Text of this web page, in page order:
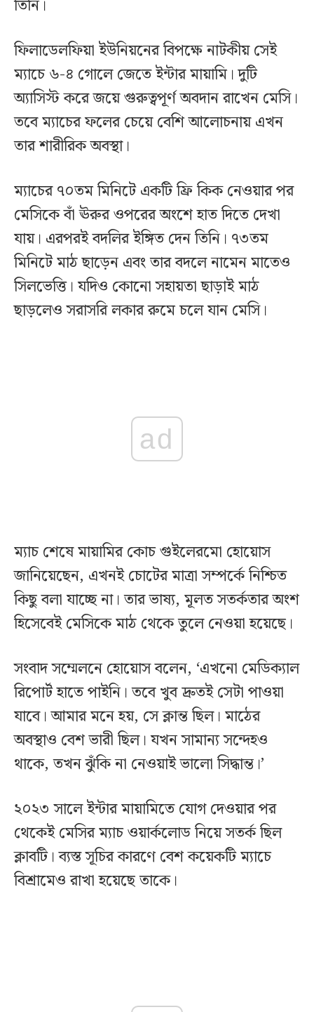
তিনি।
ফিলাডেলফিয়া ইউনিয়নের বিপক্ষে নাটকীয় সেই
ম্যাচে ৬-৪ গোলে জেতে ইন্টার মায়ামি। দুটি
অ্যাসিস্ট করে জয়ে গুরুত্বপূর্ণ অবদান রাখেন মেসি।
তবে ম্যাচের ফলের চেয়ে বেশি আলোচনায় এখন
তার শারীরিক অবস্থা।
ম্যাচের ৭০তম মিনিটে একটি ফ্রি কিক নেওয়ার পর
মেসিকে বাঁ ঊরুর ওপরের অংশে হাত দিতে দেখা
যায়। এরপরই বদলির ইঙ্গিত দেন তিনি। ৭৩তম
মিনিটে মাঠ ছাড়েন এবং তার বদলে নামেন মাতেও
সিলভেত্তি। যদিও কোনো সহায়তা ছাড়াই মাঠ
ছাড়লেও সরাসরি লকার রুমে চলে যান মেসি।
ad
ম্যাচ শেষে মায়ামির কোচ গুইলেরমো হোয়োস
জানিয়েছেন, এখনই চোটের মাত্রা সম্পর্কে নিশ্চিত
কিছু বলা যাচ্ছে না। তার ভাষ্য, মূলত সতর্কতার অংশ
হিসেবেই মেসিকে মাঠ থেকে তুলে নেওয়া হয়েছে।
সংবাদ সম্মেলনে হোয়োস বলেন, ‘এখনো মেডিক্যাল
রিপোর্ট হাতে পাইনি। তবে খুব দ্রুতই সেটা পাওয়া
যাবে। আমার মনে হয়, সে ক্লান্ত ছিল। মাঠের
অবস্থাও বেশ ভারী ছিল। যখন সামান্য সন্দেহও
থাকে, তখন ঝুঁকি না নেওয়াই ভালো সিদ্ধান্ত।’
২০২৩ সালে ইন্টার মায়ামিতে যোগ দেওয়ার পর
থেকেই মেসির ম্যাচ ওয়ার্কলোড নিয়ে সতর্ক ছিল
ক্লাবটি। ব্যস্ত সূচির কারণে বেশ কয়েকটি ম্যাচে
বিশ্রামেও রাখা হয়েছে তাকে।